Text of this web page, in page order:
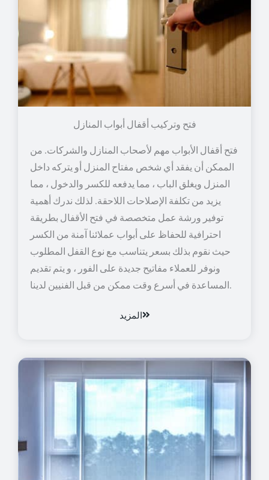
فتح وتركيب أقفال أبواب المنازل
فتح أقفال الأبواب مهم لأصحاب المنازل والشركات. من
الممكن أن يفقد أي شخص مفتاح المنزل أو يتركه داخل
المنزل ويغلق الباب ، مما يدفعه للكسر والدخول ، مما
يزيد من تكلفة الإصلاحات اللاحقة. لذلك ندرك أهمية
توفير ورشة عمل متخصصة في فتح الأقفال بطريقة
احترافية للحفاظ على أبواب عملائنا آمنة من الكسر
حيث نقوم بذلك بسعر يتناسب مع نوع القفل المطلوب
ونوفر للعملاء مفاتيح جديدة على الفور ، و يتم تقديم
المساعدة في أسرع وقت ممكن من قبل الفنيين لدينا.
المزيد